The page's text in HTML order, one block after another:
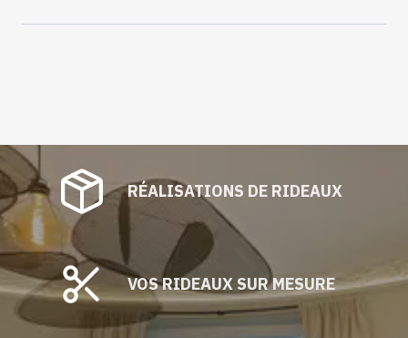
Jade
RÉALISATIONS DE RIDEAUX
VOS RIDEAUX SUR MESURE